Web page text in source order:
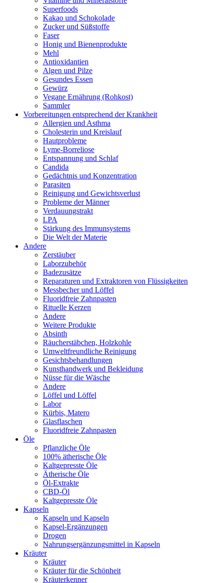
Superfoods
Kakao und Schokolade
Zucker und Süßstoffe
Faser
Honig und Bienenprodukte
Mehl
Antioxidantien
Algen und Pilze
Gesundes Essen
Gewürz
Vegane Ernährung (Rohkost)
Sammler
Vorbereitungen entsprechend der Krankheit
Allergien und Asthma
Cholesterin und Kreislauf
Hautprobleme
Lyme-Borreliose
Entspannung und Schlaf
Candida
Gedächtnis und Konzentration
Parasiten
Reinigung und Gewichtsverlust
Probleme der Männer
Verdauungstrakt
LPA
Stärkung des Immunsystems
Die Welt der Materie
Andere
Zerstäuber
Laborzubehör
Badezusätze
Reparaturen und Extraktoren von Flüssigkeiten
Messbecher und Löffel
Fluoridfreie Zahnpasten
Rituelle Kerzen
Andere
Weitere Produkte
Absinth
Räucherstäbchen, Holzkohle
Umweltfreundliche Reinigung
Gesichtsbehandlungen
Kunsthandwerk und Bekleidung
Nüsse für die Wäsche
Andere
Löffel und Löffel
Labor
Kürbis, Matero
Glasflaschen
Fluoridfreie Zahnpasten
Öle
Pflanzliche Öle
100% ätherische Öle
Kaltgepresste Öle
Ätherische Öle
Öl-Extrakte
CBD-Öl
Kaltgepresste Öle
Kapseln
Kapseln und Kapseln
Kapsel-Ergänzungen
Drogen
Nahrungsergänzungsmittel in Kapseln
Kräuter
Kräuter
Kräuter für die Schönheit
Kräuterkenner